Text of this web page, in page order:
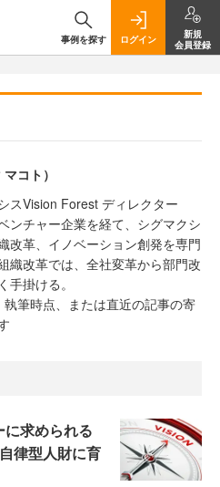
事例を探す ログイン
新規
会員登録
コト）
スVision Forest ディレクター
ンチャー企業を経て、シグマクシ
改革、イノベーション創発を専門
織改革では、全社変革から部門改
手掛ける。
筆時点、または直近の記事の寄
求められる
律型人財に育